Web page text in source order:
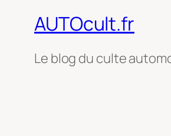
AUTOcult.fr
Le blog du culte